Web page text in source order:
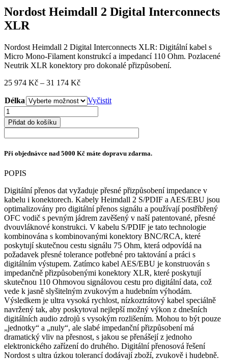
Nordost Heimdall 2 Digital Interconnects
XLR
Nordost Heimdall 2 Digital Interconnects XLR: Digitální kabel s
Micro Mono-Filament konstrukcí a impedancí 110 Ohm. Pozlacené
Neutrik XLR konektory pro dokonalé přizpůsobení.
25 974 Kč – 31 174 KčRozpětí
25
974 Kč
až
31
174 Kč
Délka
Vyčistit
Nordost
Heimdall
2
Digital
XLR
Přidat do košíku
Při objednávce nad 5000 Kč máte dopravu zdarma.
POPIS
Digitální přenos dat vyžaduje přesné přizpůsobení impedance v
kabelu i konektorech. Kabely Heimdall 2 S/PDIF a AES/EBU jsou
optimalizovány pro digitální přenos signálu a používají postříbřený
OFC vodič s pevným jádrem zavěšený v naší patentované, přesné
dvouvláknové konstrukci. V kabelu S/PDIF je tato technologie
kombinována s kombinovanými konektory BNC/RCA, které
poskytují skutečnou cestu signálu 75 Ohm, která odpovídá na
požadavek přesné tolerance potřebné pro taktování a práci s
digitálním výstupem. Zatímco kabel AES/EBU je konstruován s
impedančně přizpůsobenými konektory XLR, které poskytují
skutečnou 110 Ohmovou signálovou cestu pro digitální data, což
vede k jasně slyšitelným zvukovým a hudebním výhodám.
Výsledkem je ultra vysoká rychlost, nízkoztrátový kabel speciálně
navržený tak, aby poskytoval nejlepší možný výkon z dnešních
digitálních audio zdrojů s vysokým rozlišením. Mohou to být pouze
„jednotky“ a „nuly“, ale slabé impedanční přizpůsobení má
dramatický vliv na přesnost, s jakou se přenášejí z jednoho
elektronického zařízení do druhého. Digitální přenosová řešení
Nordost s ultra úzkou tolerancí dodávají zboží, zvukově i hudebně.